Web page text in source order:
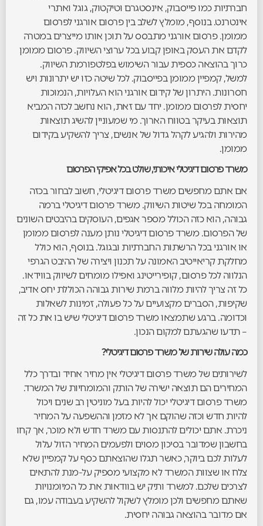
חברתיות כמו פייסבוק, אינסטגרם וטיקטוק, גוגל ואתרי
אינטרנט. בנוסף, מומלץ לשלב בין פרסום אורגני לפרסום
ממומן. פרסום אורגני מתבסס על תוכן אותו מייצרים במטרה
לקדם את העסק באופן קבוע בכל ערוצי השיווק. פרסום ממומן
כרוך בהוצאה כספית עבור השימוש בפלטפורמת השיווק.
למשל, קמפיין ממומן בפייסבוק. לכל שיטה כזו יש יתרונות ויש
חסרונות. היתרון של קידום אורגני הוא העלויות, הנמוכות
יחסית לפרסום ממומן. יחד עם זאת, הוא נחשב לכזה המביא
תוצאות בעיקר בטווח הארוך. מי שמעוניין להשיג תוצאות
מהירות ולהגיע לקהל גדול של אנשים, צריך להשקיע בקידום
ממומן.
משרד פרסום דיגיטלי איכותי, שולט בכל אפיקי הפרסום
אם אתם מחפשים משרד פרסום דיגיטלי, חשוב לבחור בכזה
המומחה בכל שיטות השיווק. משרד פרסום דיגיטלי ברמה
גבוהה, הוא כזה הכולל מספר אגפים, העוסקים בהיבטים השונים
של הפרסום. משרד פרסום דיגיטלי נותן מענה לפרסום ממומן
או אורגני בכל הרשתות החברתיות ובגוגל. בנוסף, הוא כולל
מחלקת קריאייטיב האמונה על תכנון ויצירה של ההיבט הגרפי
הנלווה לכל פרסום, קופירייטינג ואפילו מומחים לשיווק בווידאו.
כל זה צריך להיות מלווה ברמת שירות גבוהה הכוללת יחס אדיב,
שקיפות, הסברים מקצועיים על כל פעולה, זמינות לשאלות
וכדומה. ברגע שתמצאו משרד פרסום דיגיטלי שיש בו את כל זה
– תדעו שהגעתם למקום הנכון.
כמה עולה שירות של משרד פרסום דיגיטלי?
לשירותים של משרד פרסום דיגיטלי אין מחיר אחיד ובדרך כלל
המחירים הם תוצאה ישירה של הותק והמומחיות של המשרד.
משרד פרסום דיגיטלי יכול להיות בעל מוניטין רב שנים ויכול
להיות חדש וכזה שהוקם אך לא מזמן וההשפעה על המחיר
ניכרת. אתם יכולים להתנסות עם משרד חדש ולא מוכר, אך קחו
בחשבון שמדובר בסיכון מסוים ולפעמים המחיר הזול עלול
לעלות לכם ביוקר, כאשר תגלו שהוצאתם כסף על קמפיין שלא
צלח או שצוות המשרד לא מקצועי מספיק על-מנת להתאים
לצרכים שלכם. למשרד ותיק יש בוודאות את כל המיומנויות
שאתם מחפשים ולכן מומלץ לשקול להשקיע בעבודה עמו, גם
אם מדובר בהוצאה גבוהה יחסית.